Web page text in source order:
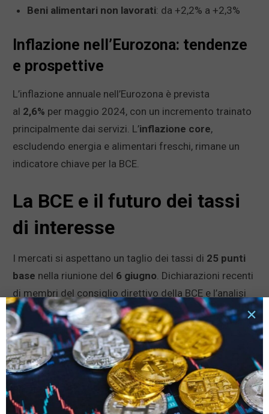
Beni alimentari non lavorati: da +2,2% a +2,3%
Inflazione nell’Eurozona: tendenze
e prospettive
L’inflazione annuale nell’Eurozona è prevista
al 2,6% per maggio 2024, con un incremento trainato
principalmente dai servizi. L’inflazione core,
escludendo energia e alimentari freschi, rimane un
indicatore chiave per la BCE.
La BCE e il futuro dei tassi
di interesse
I mercati si aspettano un taglio dei tassi di 25 punti
base nella riunione del 6 giugno. Dichiarazioni recenti
di membri del consiglio direttivo della BCE e l’analisi
dei dati inflazionistici suggeriscono prudenza.
Possibili scenari e reazioni del
mercato
Un taglio dei tassi è atteso, ma se la BCE dovesse